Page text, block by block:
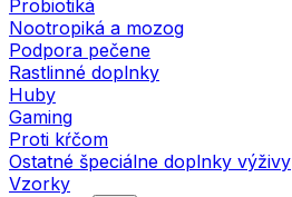
Probiotiká
Nootropiká a mozog
Podpora pečene
Rastlinné doplnky
Huby
Gaming
Proti kŕčom
Ostatné špeciálne doplnky výživy
Vzorky